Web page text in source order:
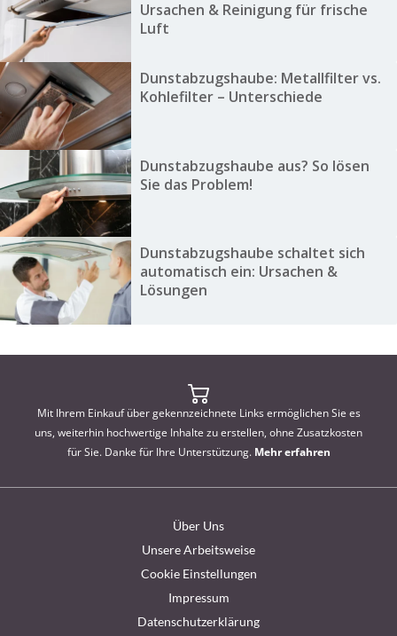
Ursachen & Reinigung für frische
Luft
Dunstabzugshaube: Metallfilter vs.
Kohlefilter – Unterschiede
Dunstabzugshaube aus? So lösen
Sie das Problem!
Dunstabzugshaube schaltet sich
automatisch ein: Ursachen &
Lösungen
Mit Ihrem Einkauf über gekennzeichnete Links ermöglichen Sie es
uns, weiterhin hochwertige Inhalte zu erstellen, ohne Zusatzkosten
für Sie. Danke für Ihre Unterstützung. Mehr erfahren
Über Uns
Unsere Arbeitsweise
Cookie Einstellungen
Impressum
Datenschutzerklärung